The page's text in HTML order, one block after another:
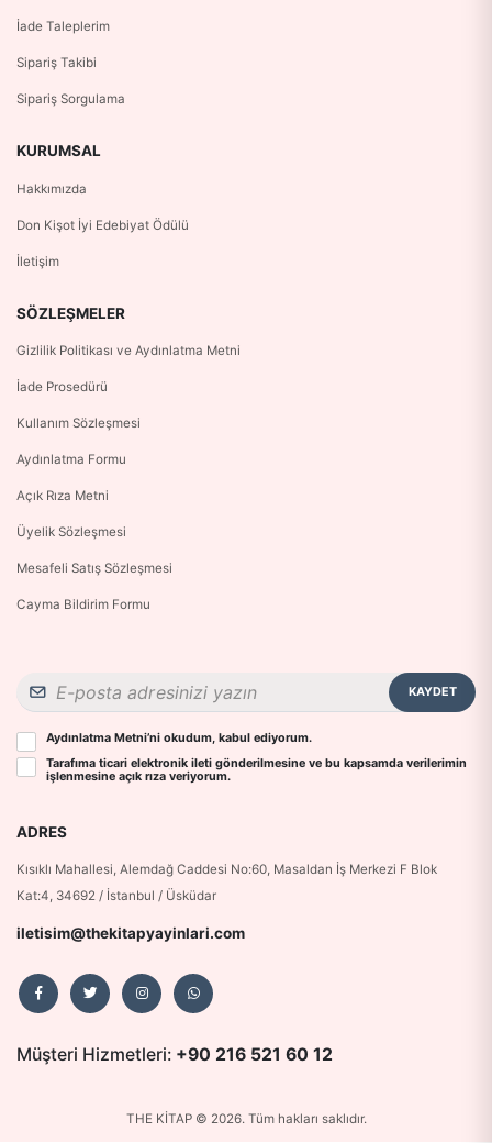
İade Taleplerim
Sipariş Takibi
Sipariş Sorgulama
KURUMSAL
Hakkımızda
Don Kişot İyi Edebiyat Ödülü
İletişim
SÖZLEŞMELER
Gizlilik Politikası ve Aydınlatma Metni
İade Prosedürü
Kullanım Sözleşmesi
Aydınlatma Formu
Açık Rıza Metni
Üyelik Sözleşmesi
Mesafeli Satış Sözleşmesi
Cayma Bildirim Formu
KAYDET
Aydınlatma Metni’ni okudum, kabul ediyorum.
Tarafıma ticari elektronik ileti gönderilmesine ve bu kapsamda verilerimin
işlenmesine açık rıza veriyorum.
ADRES
Kısıklı Mahallesi, Alemdağ Caddesi No:60, Masaldan İş Merkezi F Blok
Kat:4, 34692 / İstanbul / Üsküdar
iletisim@thekitapyayinlari.com
Müşteri Hizmetleri: +90 216 521 60 12
THE KİTAP © 2026. Tüm hakları saklıdır.